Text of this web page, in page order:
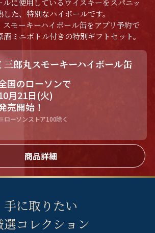
ルに使用しているウイスキーをスパニッ
た、特別なハイボールです。
スモーキーハイボール缶をアプリ予約で
ミニボトル付きの特別ギフトセット。
三郎丸スモーキーハイボール缶
国のローソンで
月21日(火)
売開始！
ローソンストア100除く
商品詳細
手に取りたい
選コレクション